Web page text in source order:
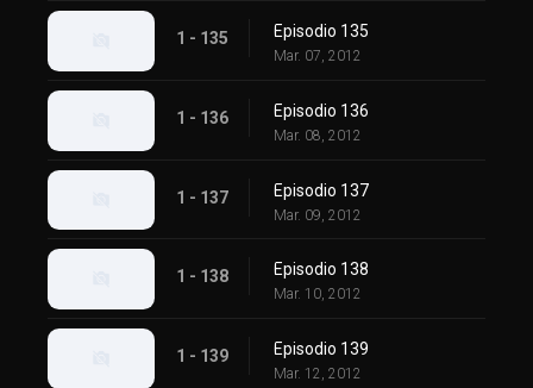
1 - 135 Episodio 135
Mar. 07, 2012
1 - 136 Episodio 136
Mar. 08, 2012
1 - 137 Episodio 137
Mar. 09, 2012
1 - 138 Episodio 138
Mar. 10, 2012
1 - 139 Episodio 139
Mar. 12, 2012